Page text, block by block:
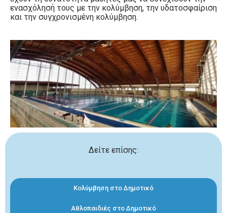
ενασχόλησή τους με την κολύμβηση, την υδατοσφαίριση
και την συγχρονισμένη κολύμβηση.
Δείτε επίσης:
Κολύμβηση στο Δημοτικό
Αθλοπαιδιές στο Δημοτικό